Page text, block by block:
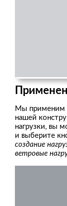
Мы применим
нашей
нагрузки, вы
и выберите
создание
ветровые